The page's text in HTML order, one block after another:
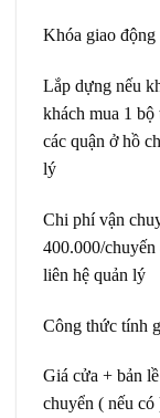
Khóa giao
Lắp dựng nếu
khách mua 1
các quận ở hồ
lý
Chi phí vận
400.000/
liên hệ quản lý
Công thức tính
Giá cửa + bản
chuyển ( nếu có